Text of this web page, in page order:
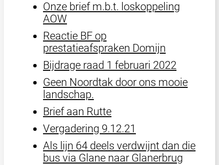
Onze brief m.b.t. loskoppeling
AOW
Reactie BF op
prestatieafspraken Domijn
Bijdrage raad 1 februari 2022
Geen Noordtak door ons mooie
landschap.
Brief aan Rutte
Vergadering 9.12.21
Als lijn 64 deels verdwijnt dan die
bus via Glane naar Glanerbrug